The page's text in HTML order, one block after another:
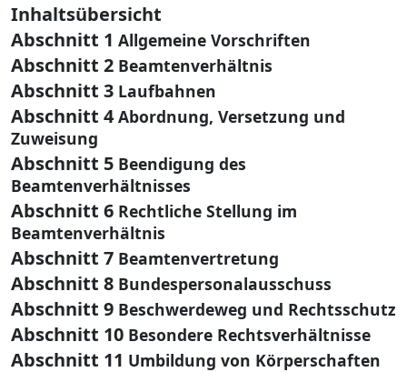
Inhaltsübersicht
Abschnitt 1 Allgemeine Vorschriften
Abschnitt 2 Beamtenverhältnis
Abschnitt 3 Laufbahnen
Abschnitt 4 Abordnung, Versetzung und
Zuweisung
Abschnitt 5 Beendigung des
Beamtenverhältnisses
Abschnitt 6 Rechtliche Stellung im
Beamtenverhältnis
Abschnitt 7 Beamtenvertretung
Abschnitt 8 Bundespersonalausschuss
Abschnitt 9 Beschwerdeweg und Rechtsschutz
Abschnitt 10 Besondere Rechtsverhältnisse
Abschnitt 11 Umbildung von Körperschaften